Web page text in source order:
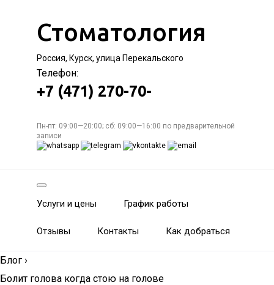
Стоматология
Россия, Курск, улица Перекальского
Телефон:
+7 (471) 270-70-
Пн-пт: 09:00—20:00; сб: 09:00—16:00 по предварительной
записи
Услуги и цены График работы
Отзывы Контакты Как добраться
Блог ›
Болит голова когда стою на голове